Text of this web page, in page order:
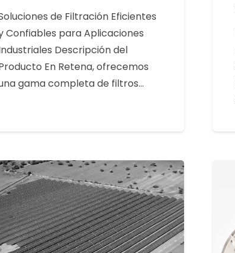
de Filtración Eficientes
Confiables para Aplicaciones
Descripción del
En Retena, ofrecemos
gama completa de filtros…